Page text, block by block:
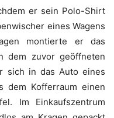
er sein Polo-Shirt
eines Wagens
montierte er das
dem zuvor geöffneten
sich in das Auto eines
dem Kofferraum einen
Im Einkaufszentrum